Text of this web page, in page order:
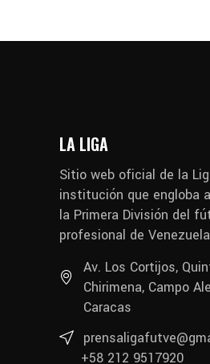
LA LIGA
Sitio web oficial de la
institución que engloba
la Primera División del
profesional de
Av. Los Cortijos,
Chirimena, Campo
Caracas
+58 212 9517920